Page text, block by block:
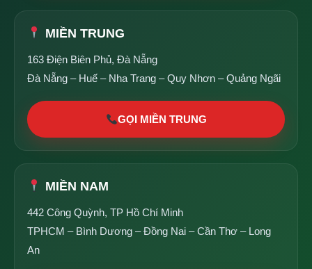
MIỀN TRUNG
163 Điện Biên Phủ, Đà Nẵng
Đà Nẵng – Huế – Nha Trang – Quy Nhơn – Quảng Ngãi
GỌI MIỀN TRUNG
MIỀN NAM
442 Công Quỳnh, TP Hồ Chí Minh
TPHCM – Bình Dương – Đồng Nai – Cần Thơ – Long
An